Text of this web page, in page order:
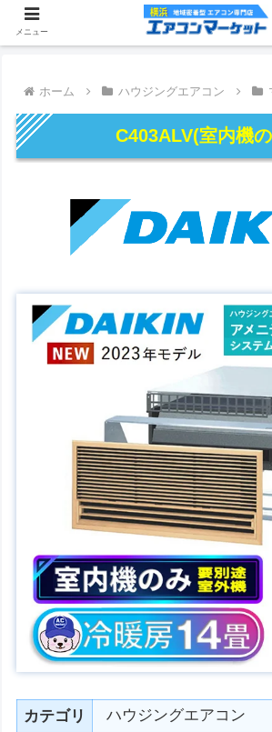
ホーム ハウジングエアコン
C403ALV(室内機
カテゴリ
ハウジングエアコン
メニュー